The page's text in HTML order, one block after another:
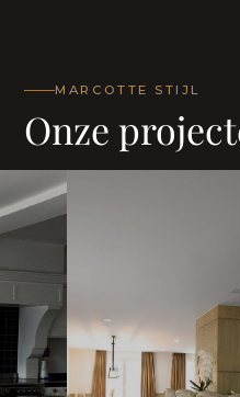
MARCOTTE STIJL
Onze